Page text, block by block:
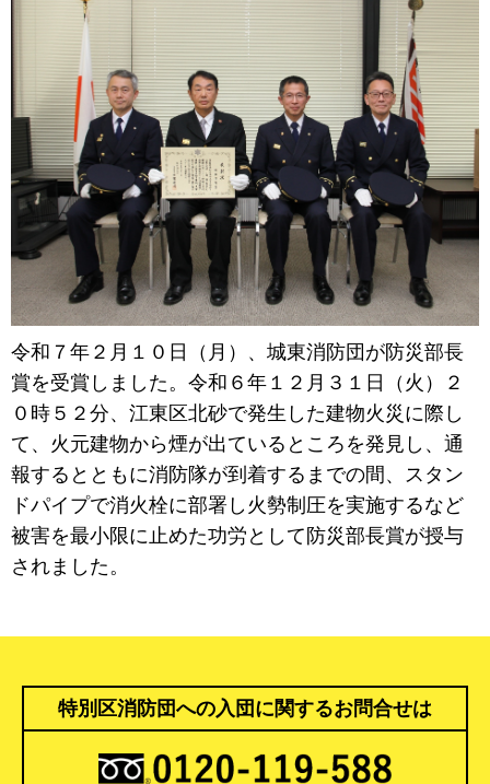
令和７年２月１０日（月）、城東消防団が防災部長
賞を受賞しました。令和６年１２月３１日（火）２
０時５２分、江東区北砂で発生した建物火災に際し
て、火元建物から煙が出ているところを発見し、通
報するとともに消防隊が到着するまでの間、スタン
ドパイプで消火栓に部署し火勢制圧を実施するなど
被害を最小限に止めた功労として防災部長賞が授与
されました。
特別区消防団への入団に関するお問合せは